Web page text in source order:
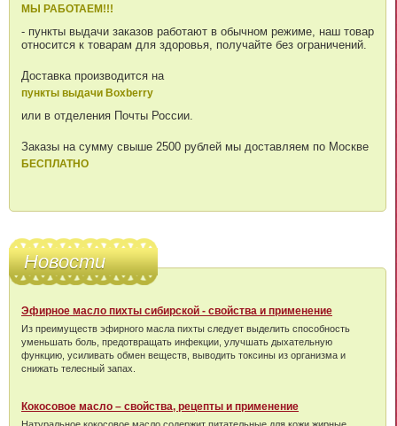
МЫ РАБОТАЕМ!!!
- пункты выдачи заказов работают в обычном режиме, наш товар
относится к товарам для здоровья, получайте без ограничений.
Доставка производится на
пункты выдачи Boxberry
или в отделения Почты России.
Заказы на сумму свыше 2500 рублей мы доставляем по Москве
БЕСПЛАТНО
Новости
Эфирное масло пихты сибирской - свойства и применение
Из преимуществ эфирного масла пихты следует выделить способность
уменьшать боль, предотвращать инфекции, улучшать дыхательную
функцию, усиливать обмен веществ, выводить токсины из организма и
снижать телесный запах.
Кокосовое масло – свойства, рецепты и применение